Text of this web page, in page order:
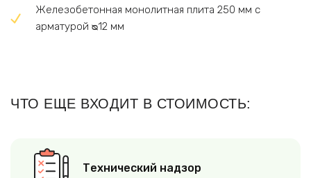
Железобетонная монолитная плита 250 мм с
арматурой ᴓ12 мм
ЧТО ЕЩЕ ВХОДИТ В СТОИМОСТЬ:
Технический надзор